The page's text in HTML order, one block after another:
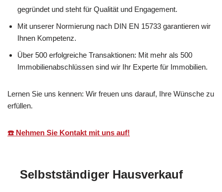
gegründet und steht für Qualität und Engagement.
Mit unserer Normierung nach DIN EN 15733 garantieren wir
Ihnen Kompetenz.
Über 500 erfolgreiche Transaktionen: Mit mehr als 500
Immobilienabschlüssen sind wir Ihr Experte für Immobilien.
Lernen Sie uns kennen: Wir freuen uns darauf, Ihre Wünsche zu
erfüllen.
☎️ Nehmen Sie Kontakt mit uns auf!
Selbstständiger Hausverkauf